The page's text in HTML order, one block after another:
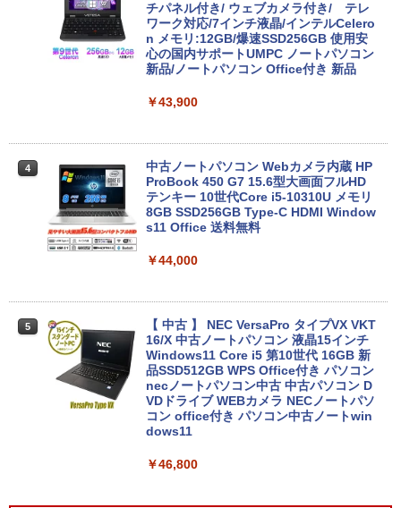
チパネル付き/ ウェブカメラ付き/ テレ
ワーク対応/7インチ液晶/インテルCelero
n メモリ:12GB/爆速SSD256GB 使用安
心の国内サポートUMPC ノートパソコン
新品/ノートパソコン Office付き 新品
￥43,900
4
中古ノートパソコン Webカメラ内蔵 HP
ProBook 450 G7 15.6型大画面フルHD
テンキー 10世代Core i5-10310U メモリ
8GB SSD256GB Type-C HDMI Window
s11 Office 送料無料
￥44,000
5
【 中古 】 NEC VersaPro タイプVX VKT
16/X 中古ノートパソコン 液晶15インチ
Windows11 Core i5 第10世代 16GB 新
品SSD512GB WPS Office付き パソコン
necノートパソコン中古 中古パソコン D
VDドライブ WEBカメラ NECノートパソ
コン office付き パソコン中古ノートwin
dows11
￥46,800